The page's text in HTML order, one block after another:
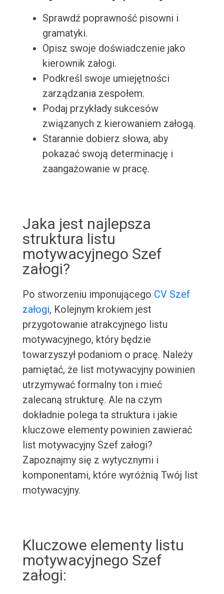
Sprawdź poprawność pisowni i
gramatyki.
Opisz swoje doświadczenie jako
kierownik załogi.
Podkreśl swoje umiejętności
zarządzania zespołem.
Podaj przykłady sukcesów
związanych z kierowaniem załogą.
Starannie dobierz słowa, aby
pokazać swoją determinację i
zaangażowanie w pracę.
Jaka jest najlepsza
struktura listu
motywacyjnego Szef
załogi?
Po stworzeniu imponującego CV Szef
załogi, Kolejnym krokiem jest
przygotowanie atrakcyjnego listu
motywacyjnego, który będzie
towarzyszył podaniom o pracę. Należy
pamiętać, że list motywacyjny powinien
utrzymywać formalny ton i mieć
zalecaną strukturę. Ale na czym
dokładnie polega ta struktura i jakie
kluczowe elementy powinien zawierać
list motywacyjny Szef załogi?
Zapoznajmy się z wytycznymi i
komponentami, które wyróżnią Twój list
motywacyjny.
Kluczowe elementy listu
motywacyjnego Szef
załogi: